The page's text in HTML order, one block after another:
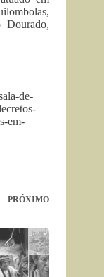
de-
em-
PRÓXIMO